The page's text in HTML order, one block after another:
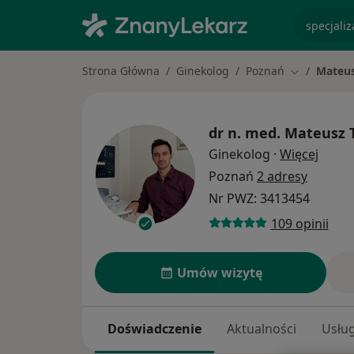
Strona Główna Ginekolog Poznań Zmień
dr n. med. Mateusz
Ginekolog · Więcej
Poznań 2 adresy
Nr PWZ: 3413454
109 opinii
Umów wizytę
Doświadczenie Aktualności